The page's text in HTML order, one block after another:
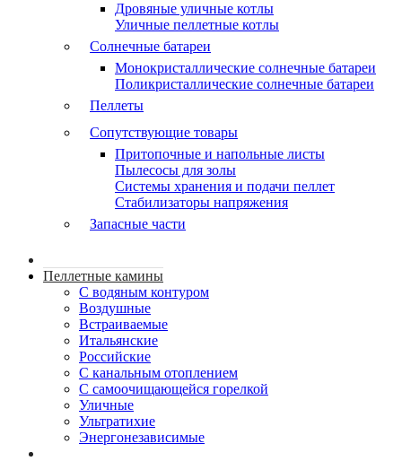
Дровяные уличные котлы
Уличные пеллетные котлы
Солнечные батареи
Монокристаллические солнечные батареи
Поликристаллические солнечные батареи
Пеллеты
Сопутствующие товары
Притопочные и напольные листы
Пылесосы для золы
Системы хранения и подачи пеллет
Стабилизаторы напряжения
Запасные части
Пеллетные камины
C водяным контуром
Воздушные
Встраиваемые
Итальянские
Российские
С канальным отоплением
С самоочищающейся горелкой
Уличные
Ультратихие
Энергонезависимые